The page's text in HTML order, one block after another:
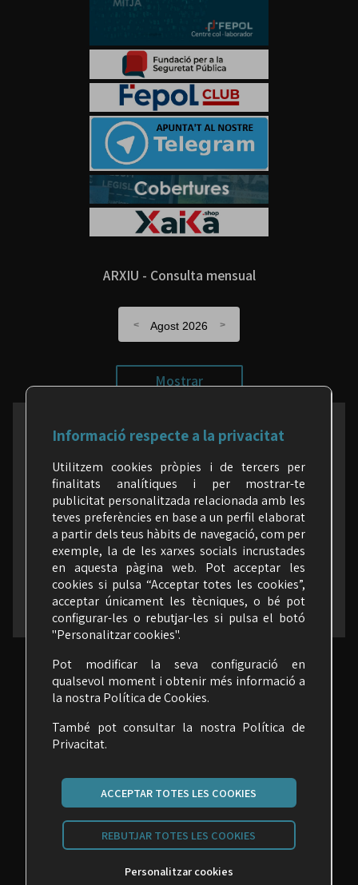
a les xarxes (segueix-nos)
ARXIU - Consulta mensual
Agost 2026
Mostrar
Carrer Malats, 27 | 08030 Barcelona
seime@seime.cat
Telèfon: 933 426 810
Informació respecte a la privacitat
Utilitzem cookies pròpies i de tercers per
finalitats analítiques i per mostrar-te
publicitat personalitzada relacionada amb les
teves preferències en base a un perfil elaborat
a partir dels teus hàbits de navegació, com per
exemple, la de les xarxes socials incrustades
en aquesta pàgina web. Pot acceptar les
cookies si pulsa “Acceptar totes les cookies”,
acceptar únicament les tècniques, o bé pot
configurar-les o rebutjar-les si pulsa el botó
"Personalitzar cookies".
Pot modificar la seva configuració en
qualsevol moment i obtenir més informació a
la nostra Política de Cookies.
També pot consultar la nostra Política de
Privacitat.
ACCEPTAR TOTES LES COOKIES
REBUTJAR TOTES LES COOKIES
Personalitzar cookies